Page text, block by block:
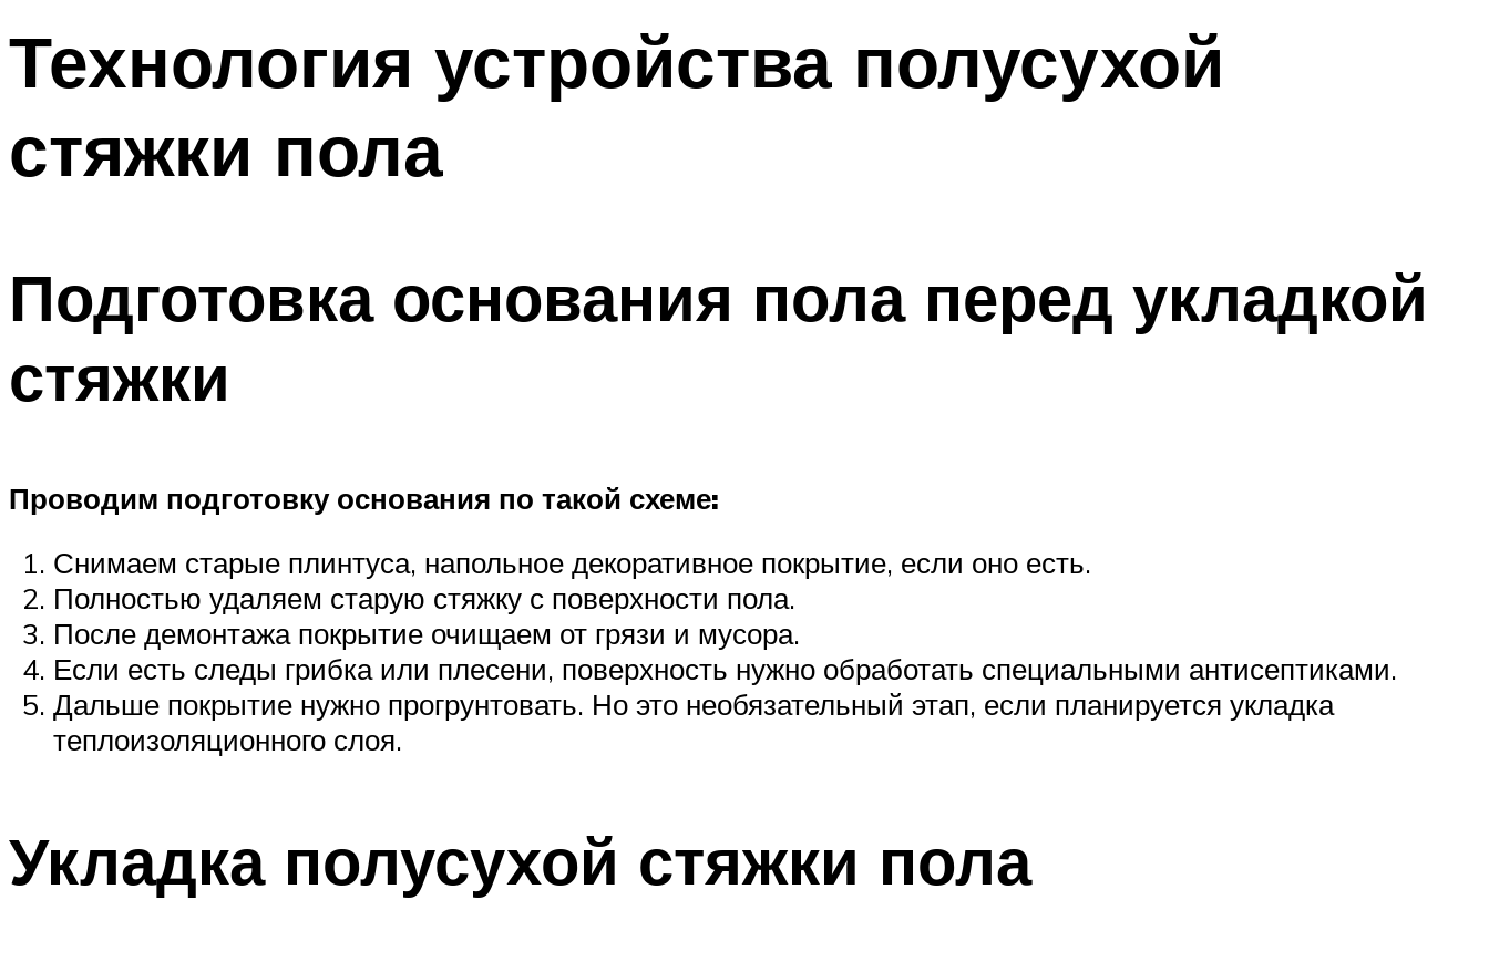
Технология устройства полусухой
стяжки пола
Подготовка основания пола перед укладкой
стяжки
Проводим подготовку основания по такой схеме:
Снимаем старые плинтуса, напольное декоративное покрытие, если оно есть.
Полностью удаляем старую стяжку с поверхности пола.
После демонтажа покрытие очищаем от грязи и мусора.
Если есть следы грибка или плесени, поверхность нужно обработать специальными антисептиками.
Дальше покрытие нужно прогрунтовать. Но это необязательный этап, если планируется укладка
теплоизоляционного слоя.
Укладка полусухой стяжки пола